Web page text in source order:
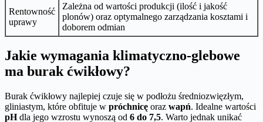
Rentowność
uprawy
Zależna od wartości produkcji (ilość i jakość
plonów) oraz optymalnego zarządzania kosztami i
doborem odmian
Jakie wymagania klimatyczno-glebowe
ma burak ćwikłowy?
Burak ćwikłowy najlepiej czuje się w podłożu średniozwięzłym,
gliniastym, które obfituje w próchnicę oraz wapń. Idealne wartości
pHdla jego wzrostu wynoszą od 6 do 7,5. Warto jednak unikać